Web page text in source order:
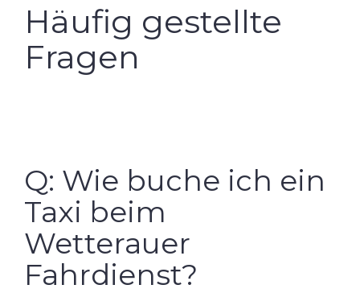
Häufig gestellte
Fragen
Q: Wie buche ich ein
Taxi beim
Wetterauer
Fahrdienst?